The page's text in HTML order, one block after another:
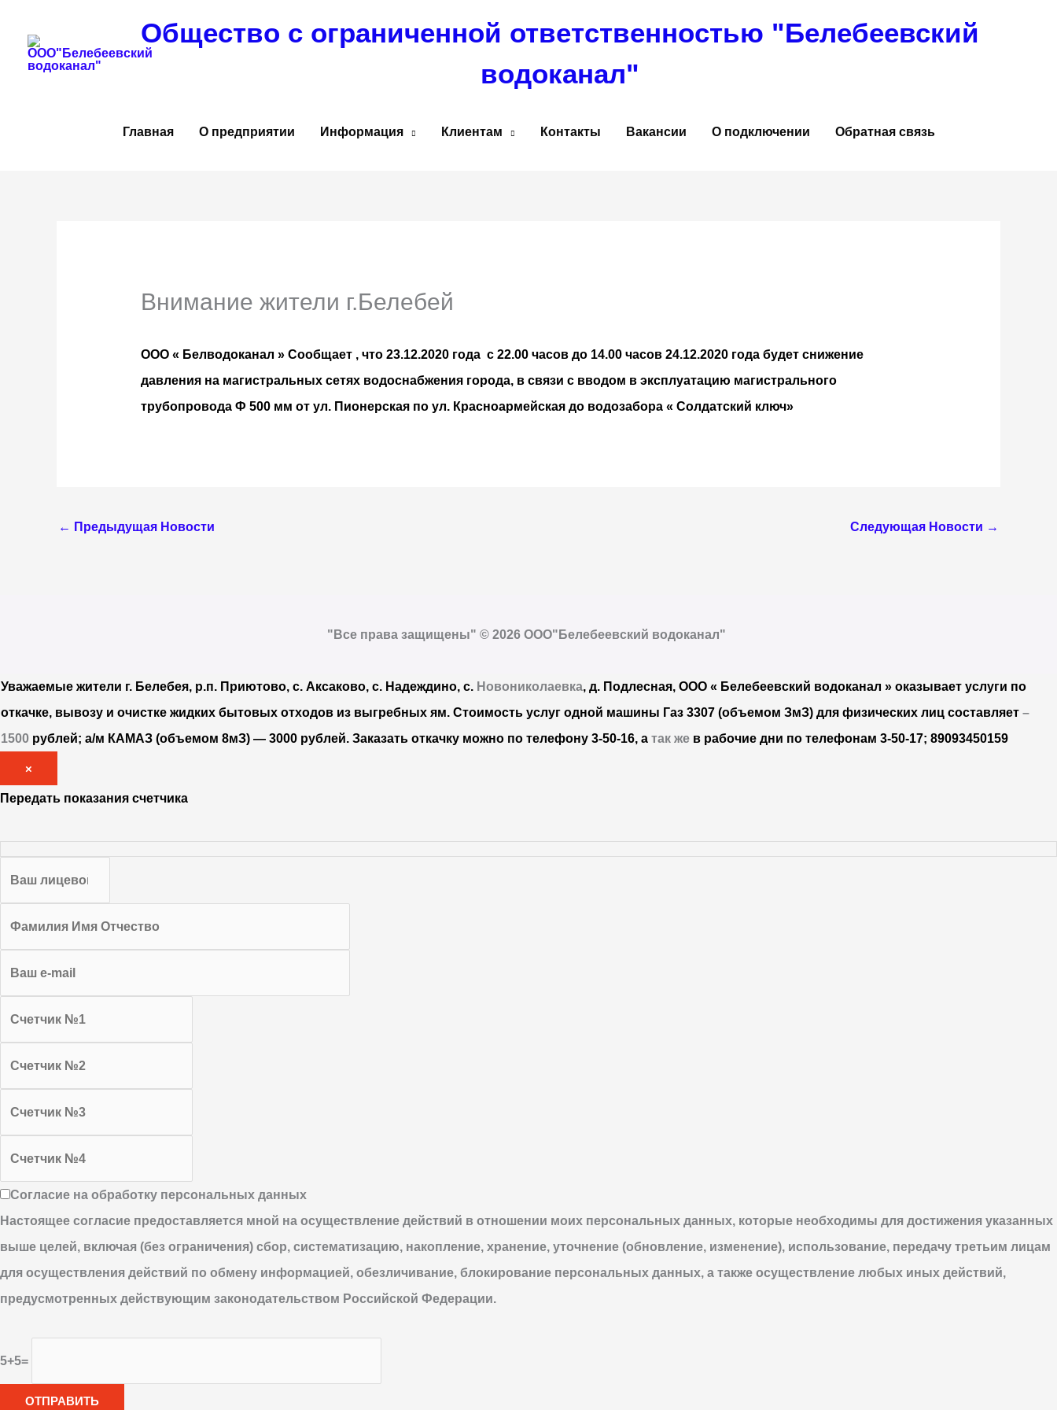
содержимому
Общество с ограниченной ответственностью "Белебеевский
водоканал"
Главная О предприятии Информация Клиентам Контакты Вакансии О подключении Обратная связь
Внимание жители г.Белебей
ООО « Белводоканал » Сообщает , что 23.12.2020 года с 22.00 часов до 14.00 часов 24.12.2020 года будет снижение
давления на магистральных сетях водоснабжения города, в связи с вводом в эксплуатацию магистрального
трубопровода Ф 500 мм от ул. Пионерская по ул. Красноармейская до водозабора « Солдатский ключ»
← Предыдущая Новости Следующая Новости →
"Все права защищены" © 2026 ООО"Белебеевский водоканал"
Уважаемые жители г. Белебея, р.п. Приютово, с. Аксаково, с. Надеждино, с. Новониколаевка, д. Подлесная, ООО « Белебеевский водоканал » оказывает услуги по
откачке, вывозу и очистке жидких бытовых отходов из выгребных ям. Стоимость услуг одной машины Газ 3307 (объемом ЗмЗ) для физических лиц составляет–
1500 рублей; а/м КАМАЗ (объемом 8мЗ) — 3000 рублей.Заказать откачку можно по телефону 3-50-16, атак же в рабочие дни по телефонам 3-50-17; 89093450159
×
Передать показания счетчика
Согласие на обработку персональных данных
Настоящее согласие предоставляется мной на осуществление действий в отношении моих персональных данных, которые необходимы для достижения указанных
выше целей, включая (без ограничения) сбор, систематизацию, накопление, хранение, уточнение (обновление, изменение), использование, передачу третьим лицам
для осуществления действий по обмену информацией, обезличивание, блокирование персональных данных, а также осуществление любых иных действий,
предусмотренных действующим законодательством Российской Федерации.
5+5=